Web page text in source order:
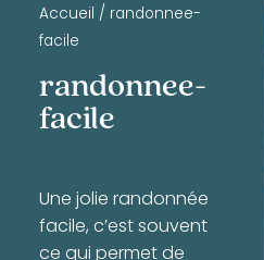
Accueil / randonnee-
facile
randonnee-
facile
Une jolie randonnée
facile, c’est souvent